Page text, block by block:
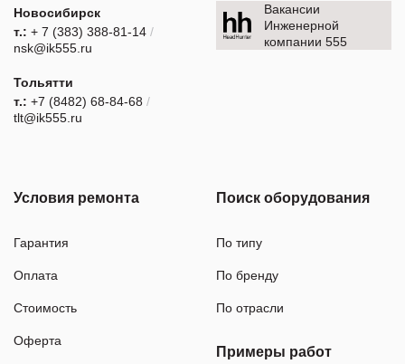
Новосибирск
т.: + 7 (383) 388-81-14 /
nsk@ik555.ru
Тольятти
т.: +7 (8482) 68-84-68 /
tlt@ik555.ru
Вакансии
Инженерной
компании 555
Условия ремонта
Гарантия
Оплата
Стоимость
Оферта
Поиск оборудования
По типу
По бренду
По отрасли
Примеры работ